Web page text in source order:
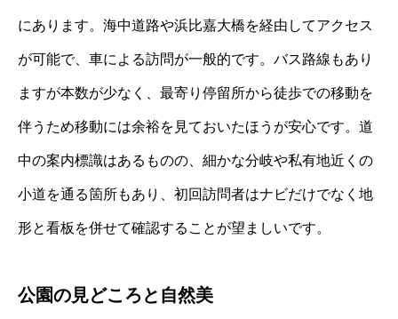
にあります。海中道路や浜比嘉大橋を経由してアクセス
が可能で、車による訪問が一般的です。バス路線もあり
ますが本数が少なく、最寄り停留所から徒歩での移動を
伴うため移動には余裕を見ておいたほうが安心です。道
中の案内標識はあるものの、細かな分岐や私有地近くの
小道を通る箇所もあり、初回訪問者はナビだけでなく地
形と看板を併せて確認することが望ましいです。
公園の見どころと自然美